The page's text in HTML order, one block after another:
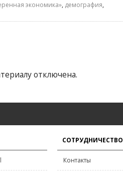
экономика», демография,
отключена.
СОТРУДНИЧЕСТВО
Контакты